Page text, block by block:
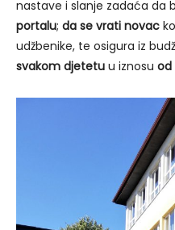
nastave i slanje zadaća da
portalu; da se vrati novac
udžbenike, te osigura iz
svakom djetetu u iznosu od